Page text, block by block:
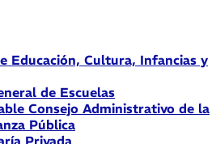
Educación, Cultura, Infancias y
de Escuelas
Consejo Administrativo de la
Pública
Privada